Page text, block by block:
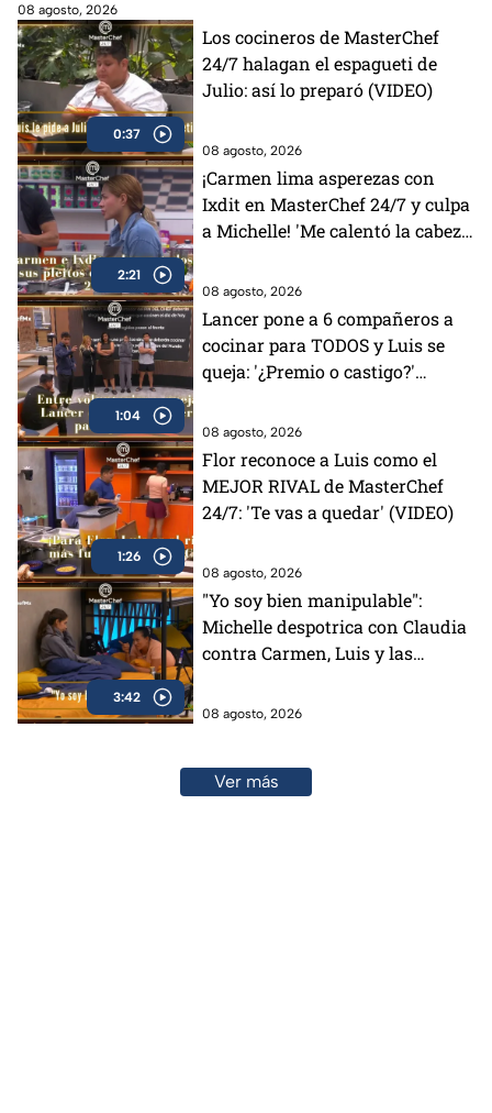
08 agosto, 2026
0:37
Los cocineros de MasterChef
24/7 halagan el espagueti de
Julio: así lo preparó (VIDEO)
08 agosto, 2026
2:21
¡Carmen lima asperezas con
Ixdit en MasterChef 24/7 y culpa
a Michelle! 'Me calentó la cabeza'
08 agosto, 2026
1:04
Lancer pone a 6 compañeros a
cocinar para TODOS y Luis se
queja: '¿Premio o castigo?'
08 agosto, 2026
1:26
Flor reconoce a Luis como el
MEJOR RIVAL de MasterChef
24/7: 'Te vas a quedar' (VIDEO)
08 agosto, 2026
3:42
"Yo soy bien manipulable":
Michelle despotrica con Claudia
contra Carmen, Luis y las
(VIDEO)
08 agosto, 2026
Ver más